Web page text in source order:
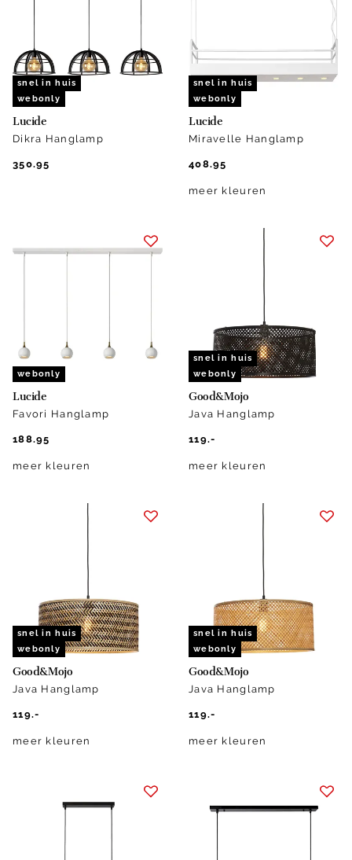
snel in huis
webonly
Lucide
Dikra Hanglamp
350.95
snel in huis
webonly
Lucide
Miravelle Hanglamp
408.95
meer kleuren
webonly
Lucide
Favori Hanglamp
188.95
meer kleuren
snel in huis
webonly
Good&Mojo
Java Hanglamp
119.-
meer kleuren
snel in huis
webonly
Good&Mojo
Java Hanglamp
119.-
meer kleuren
snel in huis
webonly
Good&Mojo
Java Hanglamp
119.-
meer kleuren